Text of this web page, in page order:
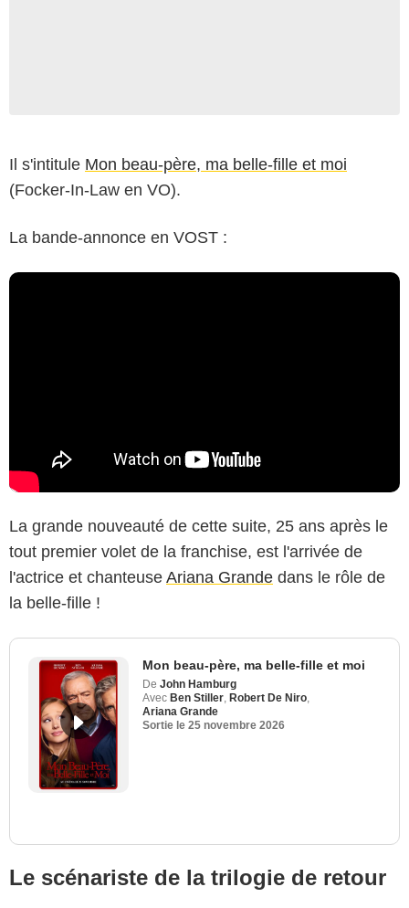
Il s'intitule Mon beau-père, ma belle-fille et moi
(Focker-In-Law en VO).
La bande-annonce en VOST :
La grande nouveauté de cette suite, 25 ans après le
tout premier volet de la franchise, est l'arrivée de
l'actrice et chanteuse Ariana Grande dans le rôle de
la belle-fille !
Mon beau-père, ma belle-fille et moi
De John Hamburg
Avec Ben Stiller, Robert De Niro,
Ariana Grande
Sortie le 25 novembre 2026
Le scénariste de la trilogie de retour